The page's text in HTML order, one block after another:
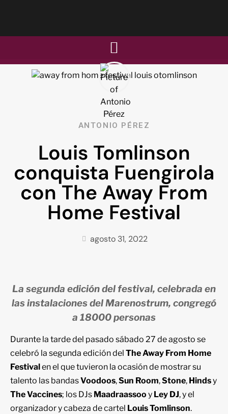
ANTONIO PÉREZ
Louis Tomlinson
conquista Fuengirola
con The Away From
Home Festival
agosto 31, 2022
La segunda edición del festival, celebrada en
las instalaciones del Marenostrum, congregó
a 18000 personas
Durante la tarde del pasado sábado 27 de agosto se
celebró la segunda edición del The Away From Home
Festival en el que tuvieron la ocasión de mostrar su
talento las bandasVoodoos,Sun Room,Stone, Hindsy
The Vaccines; los DJs Maadraassoo y Ley DJ, y el
organizador y cabeza de cartel Louis Tomlinson.